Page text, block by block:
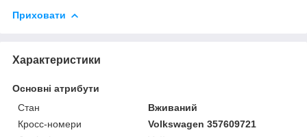
Приховати
Характеристики
Основні атрибути
Стан
Вживаний
Кросс-номери
Volkswagen 357609721